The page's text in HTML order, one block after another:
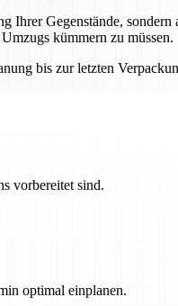
Gegenstände,
kümmern zu müssen.
bis zur letzten
vorbereitet sind.
optimal einplanen.